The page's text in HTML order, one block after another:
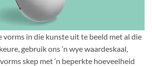
vorms in die kunste uit te beeld met al die
gebruik ons ‘n wye waardeskaal,
skep met ‘n beperkte hoeveelheid